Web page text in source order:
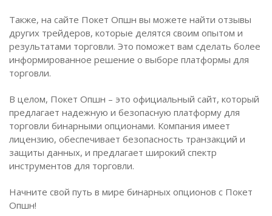
Также, на сайте Покет Опшн вы можете найти отзывы
других трейдеров, которые делятся своим опытом и
результатами торговли. Это поможет вам сделать более
информированное решение о выборе платформы для
торговли.
В целом, Покет Опшн – это официальный сайт, который
предлагает надежную и безопасную платформу для
торговли бинарными опционами. Компания имеет
лицензию, обеспечивает безопасность транзакций и
защиты данных, и предлагает широкий спектр
инструментов для торговли.
Начните свой путь в мире бинарных опционов с Покет
Опшн!